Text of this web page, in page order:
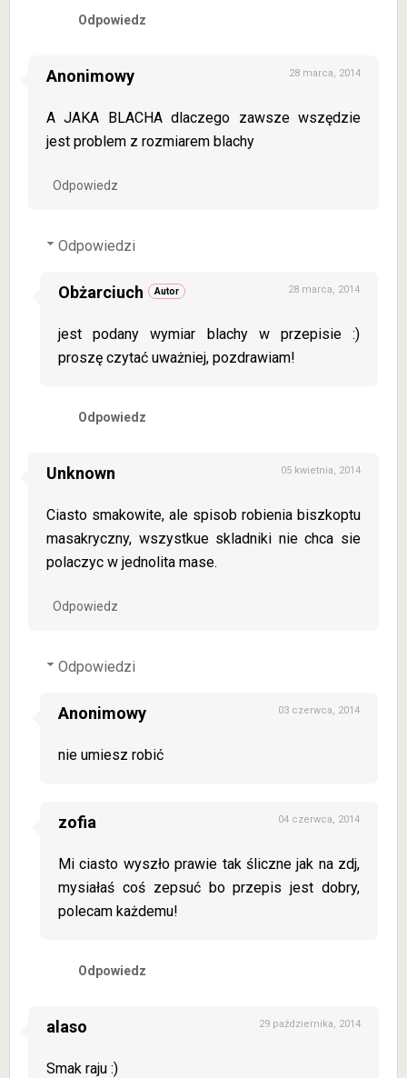
Odpowiedz
Anonimowy 28 marca, 2014
A JAKA BLACHA dlaczego zawsze wszędzie
jest problem z rozmiarem blachy
Odpowiedz
Odpowiedzi
Obżarciuch 28 marca, 2014
jest podany wymiar blachy w przepisie :)
proszę czytać uważniej, pozdrawiam!
Odpowiedz
Unknown 05 kwietnia, 2014
Ciasto smakowite, ale spisob robienia biszkoptu
masakryczny, wszystkue skladniki nie chca sie
polaczyc w jednolita mase.
Odpowiedz
Odpowiedzi
Anonimowy 03 czerwca, 2014
nie umiesz robić
zofia 04 czerwca, 2014
Mi ciasto wyszło prawie tak śliczne jak na zdj,
mysiałaś coś zepsuć bo przepis jest dobry,
polecam każdemu!
Odpowiedz
alaso 29 października, 2014
Smak raju :)